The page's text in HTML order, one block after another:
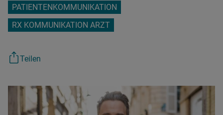
PATIENTENKOMMUNIKATION
RX KOMMUNIKATION ARZT
Teilen